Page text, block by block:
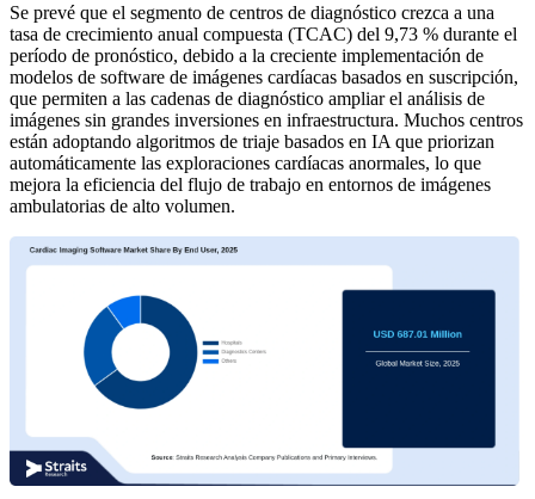
Se prevé que el segmento de centros de diagnóstico crezca a una
tasa de crecimiento anual compuesta (TCAC) del 9,73 % durante el
período de pronóstico, debido a la creciente implementación de
modelos de software de imágenes cardíacas basados ​​en suscripción,
que permiten a las cadenas de diagnóstico ampliar el análisis de
imágenes sin grandes inversiones en infraestructura. Muchos centros
están adoptando algoritmos de triaje basados ​​en IA que priorizan
automáticamente las exploraciones cardíacas anormales, lo que
mejora la eficiencia del flujo de trabajo en entornos de imágenes
ambulatorias de alto volumen.